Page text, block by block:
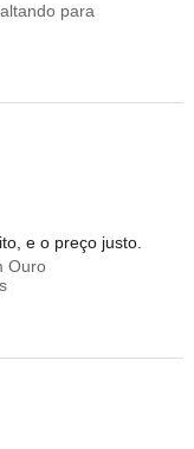
para
e o preço justo.
Ouro